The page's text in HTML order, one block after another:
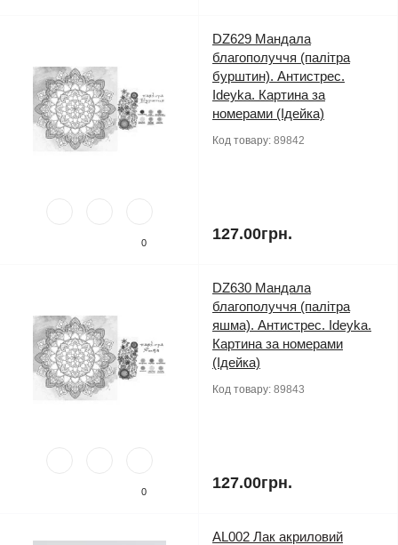
0
DZ629 Мандала
благополуччя (палітра
бурштин). Антистрес.
Ideyka. Картина за
номерами (Ідейка)
Код товару: 89842
127.00грн.
0
DZ630 Мандала
благополуччя (палітра
яшма). Антистрес. Ideyka.
Картина за номерами
(Ідейка)
Код товару: 89843
127.00грн.
AL002 Лак акриловий